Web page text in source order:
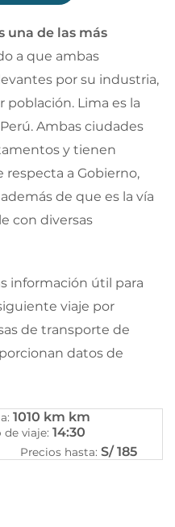
una de las más
a que ambas
por su industria,
población. Lima es la
Ambas ciudades
y tienen
respecta a Gobierno,
de que es la vía
con diversas
información útil para
viaje por
de transporte de
datos de
1010 km km
de viaje: 14:30
Precios hasta: S/ 185